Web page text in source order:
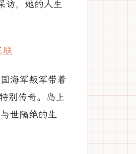
访，她的人生
联
海军叛军带着
别传奇。岛上
世隔绝的生